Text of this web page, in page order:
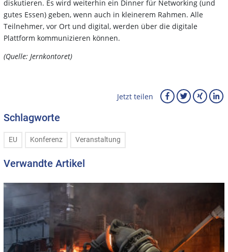
diskutieren. Es wird weiterhin ein Dinner für Networking (und
gutes Essen) geben, wenn auch in kleinerem Rahmen. Alle
Teilnehmer, vor Ort und digital, werden über die digitale
Plattform kommunizieren können.
(Quelle: Jernkontoret)
Jetzt teilen
Schlagworte
EU Konferenz Veranstaltung
Verwandte Artikel